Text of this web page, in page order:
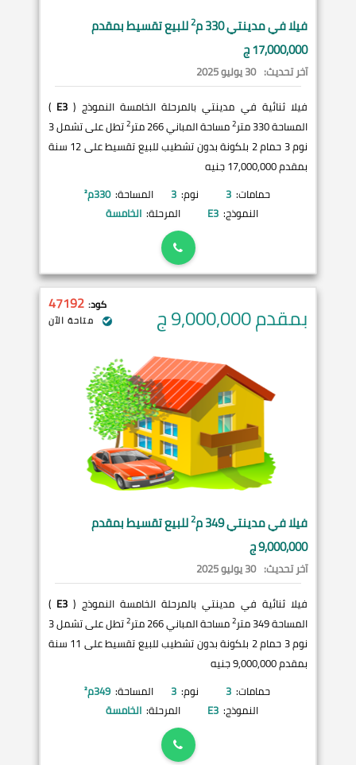
فيلا فيمدينتي330 م 2للبيع تقسيط بمقدم
17,000,000 ج
آخر تحديث: 30 يوليو 2025
فيلا ثنائية في مدينتي بالمرحلة الخامسة النموذج ( E3
)
المساحة 330 متر
2مساحة المباني 266 متر 2
تطل على تشمل 3
نوم 3 حمام 2 بلكونة بدون تشطيب للبيع تقسيط على 12 سنة
بمقدم 17,000,000 جنيه
حمامات: 3 نوم: 3 المساحة: 330م²
النموذج: E3 المرحلة: الخامسة
بمقدم 9,000,000 ج كود: 47192
متاحة الآن
فيلا فيمدينتي349 م 2للبيع تقسيط بمقدم
9,000,000 ج
آخر تحديث: 30 يوليو 2025
فيلا ثنائية في مدينتي بالمرحلة الخامسة النموذج ( E3
)
المساحة 349 متر
2مساحة المباني 266 متر 2
تطل على تشمل 3
نوم 3 حمام 2 بلكونة بدون تشطيب للبيع تقسيط على 11 سنة
بمقدم 9,000,000 جنيه
حمامات: 3 نوم: 3 المساحة: 349م²
النموذج: E3 المرحلة: الخامسة